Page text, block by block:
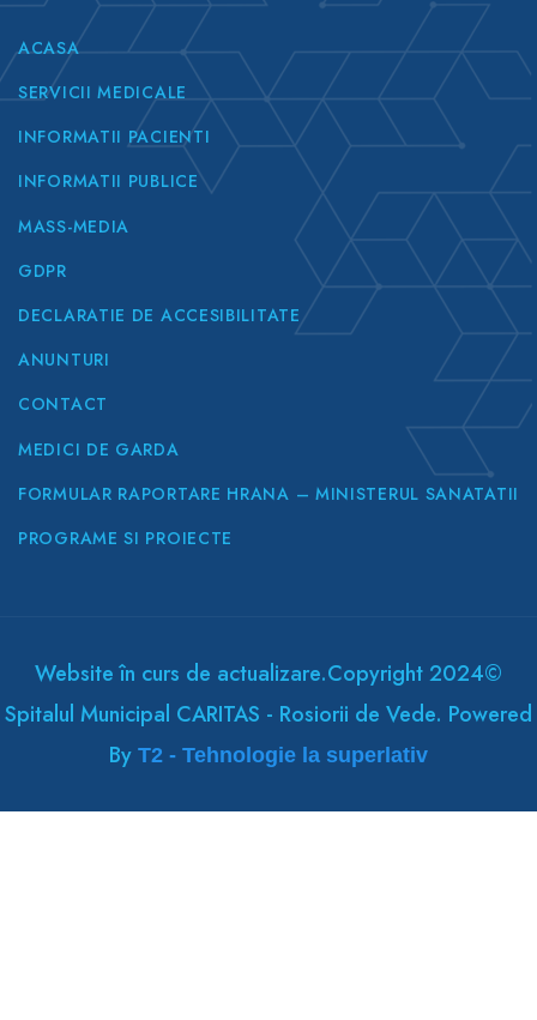
ACASA
SERVICII MEDICALE
INFORMATII PACIENTI
INFORMATII PUBLICE
MASS-MEDIA
GDPR
DECLARATIE DE ACCESIBILITATE
ANUNTURI
CONTACT
MEDICI DE GARDA
FORMULAR RAPORTARE HRANA – MINISTERUL SANATATII
PROGRAME SI PROIECTE
Website în curs de actualizare.Copyright 2024©
Spitalul Municipal CARITAS - Rosiorii de Vede. Powered
By T2 - Tehnologie la superlativ